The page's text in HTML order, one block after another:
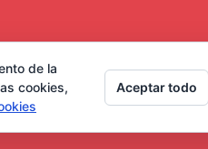
de Uso
de la
cookies,
Aceptar todo